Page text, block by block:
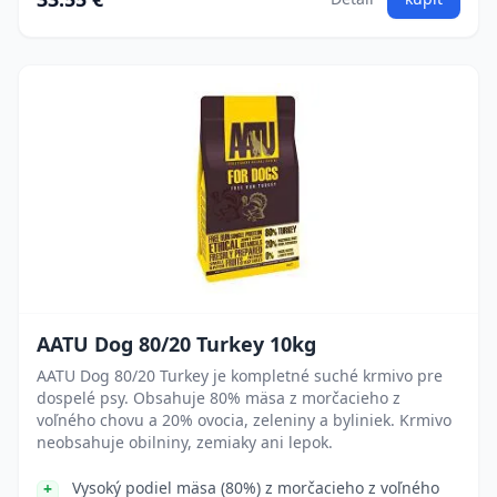
AATU Dog 80/20 Turkey 10kg
AATU Dog 80/20 Turkey je kompletné suché krmivo pre
dospelé psy. Obsahuje 80% mäsa z morčacieho z
voľného chovu a 20% ovocia, zeleniny a byliniek. Krmivo
neobsahuje obilniny, zemiaky ani lepok.
Vysoký podiel mäsa (80%) z morčacieho z voľného